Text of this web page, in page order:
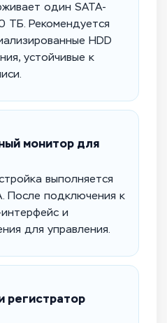
один SATA-
ТБ. Рекомендуется
HDD
устойчивые к
монитор для
выполняется
После подключения к
и
для управления.
регистратор